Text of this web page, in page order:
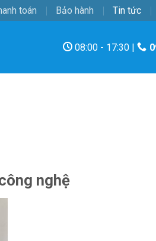
toán Bảo hành Tin tức
08:00 - 17:30 |
nghệ